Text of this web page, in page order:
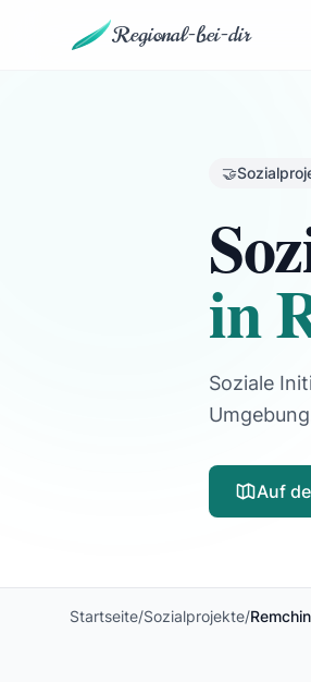
Regional-bei-dir
🤝
in
Soziale
Auf
Startseite/Sozialprojekte/